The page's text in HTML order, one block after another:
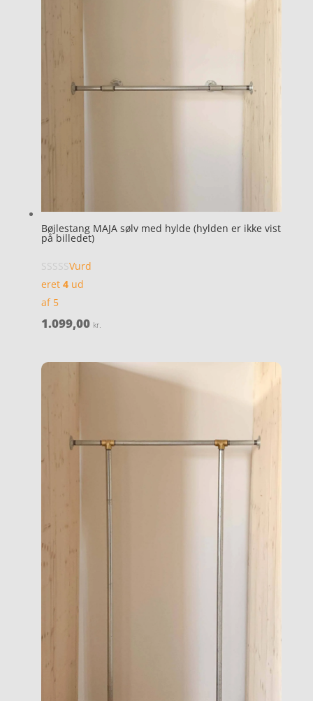
Bøjlestang MAJA sølv med hylde (hylden er ikke vist
på billedet)
Vurd
eret 4ud
af 5
1.099,00 kr.